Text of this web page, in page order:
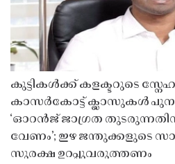
കുട്ടികൾക്ക് കളക്ടറുടെ
കാസർകോട്ട് ക്ലാസുകൾ
‘ഓറൻജ് ജാഗ്രത
വേണം’; ഇഴ ജന്തുക്കളുടെ
സുരക്ഷ ഉറപ്പുവരുത്തണം